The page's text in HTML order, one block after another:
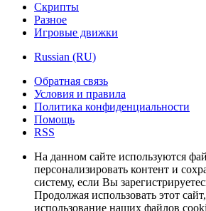
Скрипты
Разное
Игровые движки
Russian (RU)
Обратная связь
Условия и правила
Политика конфиденциальности
Помощь
RSS
На данном сайте используются
персонализировать контент и
систему, если Вы
Продолжая использовать этот
использование наших файлов